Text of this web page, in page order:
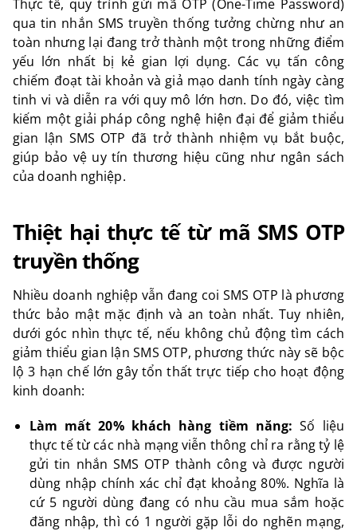
Thực tế, quy trình gửi mã OTP (One-Time Password)
qua tin nhắn SMS truyền thống tưởng chừng như an
toàn nhưng lại đang trở thành một trong những điểm
yếu lớn nhất bị kẻ gian lợi dụng. Các vụ tấn công
chiếm đoạt tài khoản và giả mạo danh tính ngày càng
tinh vi và diễn ra với quy mô lớn hơn. Do đó, việc tìm
kiếm một giải pháp công nghệ hiện đại để giảm thiểu
gian lận SMS OTP đã trở thành nhiệm vụ bắt buộc,
giúp bảo vệ uy tín thương hiệu cũng như ngân sách
của doanh nghiệp.
Thiệt hại thực tế từ mã SMS OTP
truyền thống
Nhiều doanh nghiệp vẫn đang coi SMS OTP là phương
thức bảo mật mặc định và an toàn nhất. Tuy nhiên,
dưới góc nhìn thực tế, nếu không chủ động tìm cách
giảm thiểu gian lận SMS OTP, phương thức này sẽ bộc
lộ 3 hạn chế lớn gây tổn thất trực tiếp cho hoạt động
kinh doanh:
Làm mất 20% khách hàng tiềm năng: Số liệu
thực tế từ các nhà mạng viễn thông chỉ ra rằng tỷ lệ
gửi tin nhắn SMS OTP thành công và được người
dùng nhập chính xác chỉ đạt khoảng 80%. Nghĩa là
cứ 5 người dùng đang có nhu cầu mua sắm hoặc
đăng nhập, thì có 1 người gặp lỗi do nghẽn mạng,